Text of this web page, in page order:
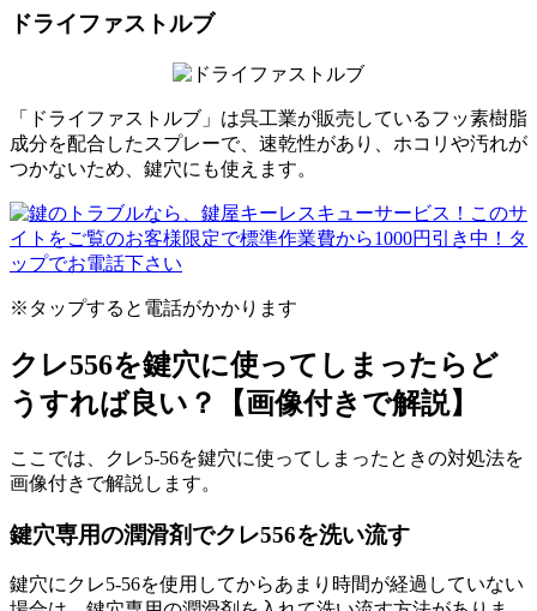
ドライファストルブ
「ドライファストルブ」は呉工業が販売しているフッ素樹脂
成分を配合したスプレーで、速乾性があり、ホコリや汚れが
つかないため、鍵穴にも使えます。
※タップすると電話がかかります
クレ556を鍵穴に使ってしまったらど
うすれば良い？【画像付きで解説】
ここでは、クレ5-56を鍵穴に使ってしまったときの対処法を
画像付きで解説します。
鍵穴専用の潤滑剤でクレ556を洗い流す
鍵穴にクレ5-56を使用してからあまり時間が経過していない